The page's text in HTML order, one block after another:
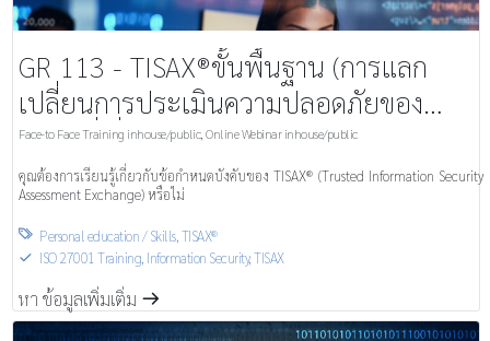
GR 113 - TISAX®ขั้นพื้นฐาน (การแลก
เปลี่ยนการประเมินความปลอดภัยของ
ข้อมูลที่เชื่อถือได้)
Face-to Face Training inhouse/public, Online Webinar inhouse/public
คุณต้องการเรียนรู้เกี่ยวกับข้อกำหนดบังคับของ TISAX® (Trusted Information Security
Assessment Exchange) หรือไม่
คุณต้องการปฏิบัติตามข้อกำหนดการปกป้องข้อมูลของระบบการจัดการความปลอดภัย
ของข้อมูล (ISMS) รวมถึงมาตรฐานในอุตสาหกรรมยานยนต์ และปกป้องบริษัทของคุณ
จากอันตรายในกระบวนการหรือไม่
 Personal education / Skills,TISAX®
S ISO 27001 Training, Information Security, TISAX
หา ข้อมูลเพิ่มเติ่ม m